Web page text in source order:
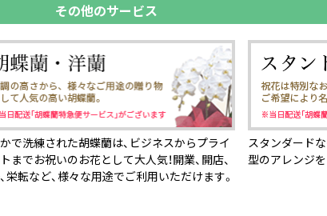
その他のサービス
で洗練された胡蝶蘭は、ビジネスからプライ
までお祝いのお花として大人気！開業、開店、
栄転など、様々な用途でご利用いただけます。
スタンダード
型のアレンジ